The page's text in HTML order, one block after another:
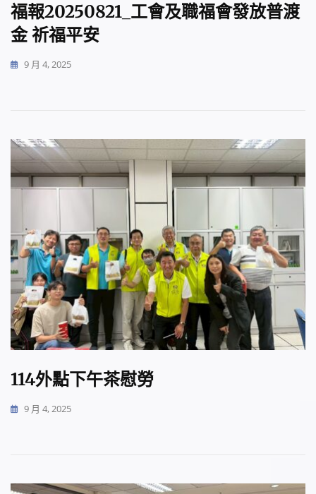
福報20250821_工會及職福會發放普渡
金 祈福平安
9 月 4, 2025
114外點下午茶慰勞
9 月 4, 2025